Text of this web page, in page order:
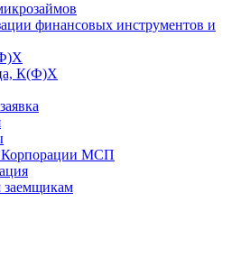
финансовых инструментов и
К(Ф)Х
МСП